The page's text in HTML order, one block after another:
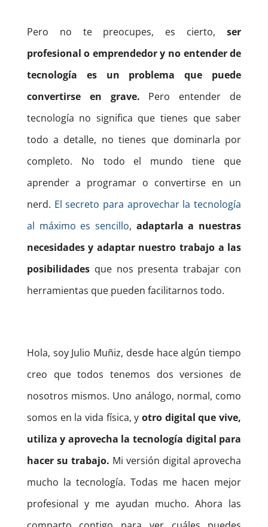
Pero no te preocupes, es cierto,ser
profesional o emprendedor y no entender de
tecnología es un problema que puede
convertirse en grave. Pero entender de
tecnología no significa que tienes que saber
todo a detalle, no tienes que dominarla por
completo. No todo el mundo tiene que
aprender a programar o convertirse en un
nerd. El secreto para aprovechar la tecnología
al máximo es sencillo, adaptarla a nuestras
necesidades y adaptar nuestro trabajo a las
posibilidadesque nos presenta trabajar con
herramientas que pueden facilitarnos todo.
Hola, soy Julio Muñiz, desde hace algún tiempo
creo que todos tenemos dos versiones de
nosotros mismos. Uno análogo, normal, como
somos en la vida física, yotro digital que vive,
utiliza y aprovecha la tecnología digital para
hacer su trabajo. Mi versión digital aprovecha
mucho la tecnología. Todas me hacen mejor
profesional y me ayudan mucho. Ahora las